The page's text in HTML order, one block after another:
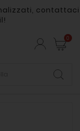
contattaci
0